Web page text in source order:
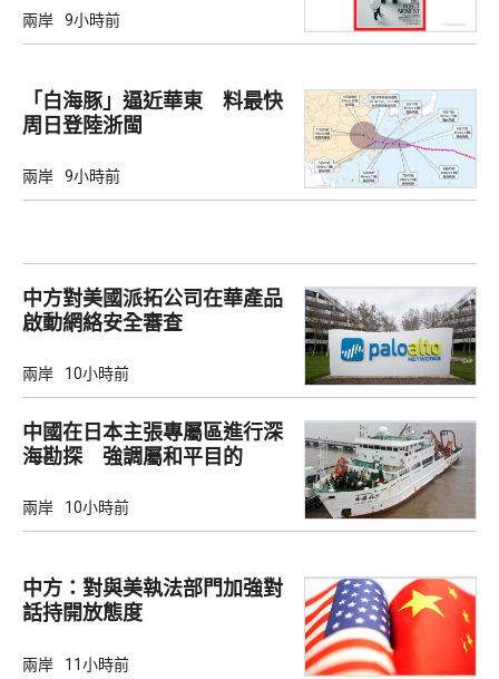
兩岸 9小時前
「白海豚」逼近華東 料最快
周日登陸浙閩
兩岸 9小時前
中方對美國派拓公司在華產品
啟動網絡安全審查
兩岸 10小時前
中國在日本主張專屬區進行深
海勘探 強調屬和平目的
兩岸 10小時前
中方：對與美執法部門加強對
話持開放態度
兩岸 11小時前